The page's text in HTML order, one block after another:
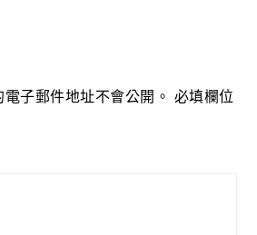
子郵件地址不會公開。 必填欄位